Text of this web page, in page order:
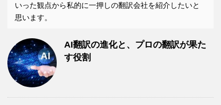
いった観点から私的に一押しの翻訳会社を紹介したいと
思います。
AI翻訳の進化と、プロの翻訳が果た
す役割